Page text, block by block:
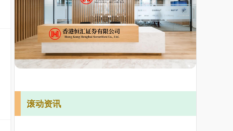
滚动资讯